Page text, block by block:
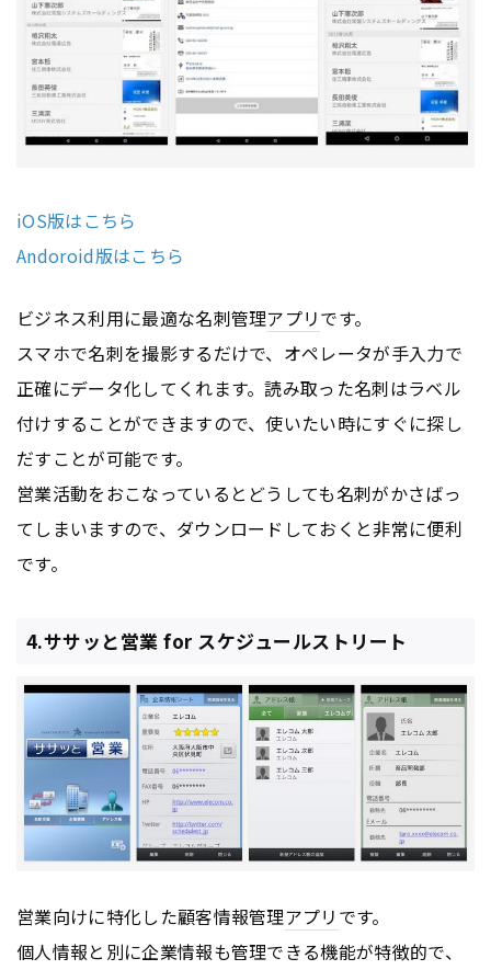
iOS版はこちら
Andoroid版はこちら
ビジネス利用に最適な名刺管理アプリです。
スマホで名刺を撮影するだけで、オペレータが手入力で
正確にデータ化してくれます。読み取った名刺はラベル
付けすることができますので、使いたい時にすぐに探し
だすことが可能です。
営業活動をおこなっているとどうしても名刺がかさばっ
てしまいますので、ダウンロードしておくと非常に便利
です。
4.ササッと営業 for スケジュールストリート
営業向けに特化した顧客情報管理アプリ です。
個人情報と別に企業情報も管理できる機能が特徴的で、